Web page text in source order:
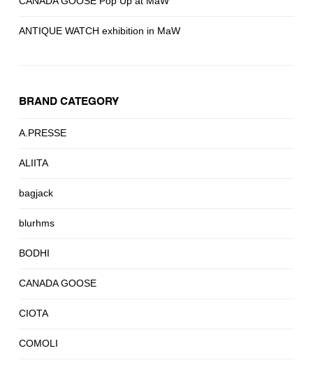
ANTIQUE WATCH exhibition in MaW
BRAND CATEGORY
A.PRESSE
ALIITA
bagjack
blurhms
BODHI
CANADA GOOSE
CIOTA
COMOLI